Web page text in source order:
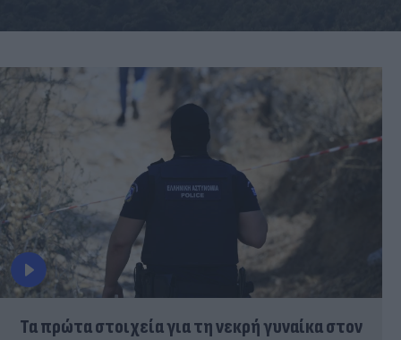
Τα πρώτα στοιχεία για τη νεκρή γυναίκα στον